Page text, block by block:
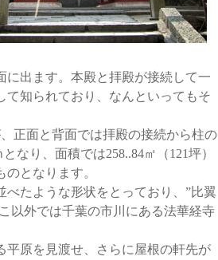
出ます。本殿と拝殿が接続して一
知られており、なんといってもそ
正面と背面では拝殿の接続から柱の
なり、面積では258..84㎡（121坪）
となります。
たような形状をとっており、”比翼
以外では千葉の市川にある法華経寺
原を見渡せ、さらに屋根の軒先が